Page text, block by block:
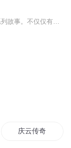
庆云传奇